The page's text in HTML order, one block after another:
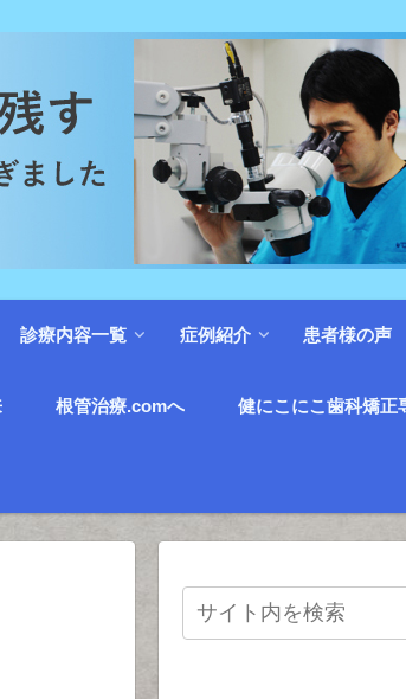
診療内容一覧 症例紹介 患者様の声
根管治療.comへ 健にこにこ歯科矯正